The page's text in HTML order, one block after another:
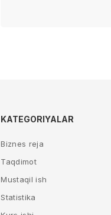
KATEGORIYALAR
Biznes reja
Taqdimot
Mustaqil ish
Statistika